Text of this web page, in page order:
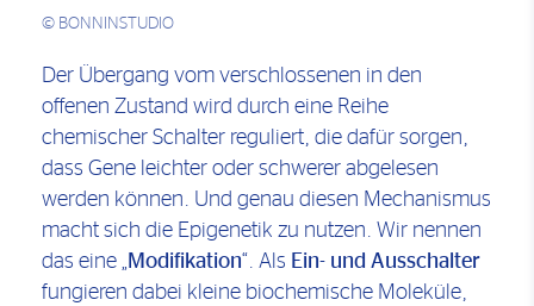
© BONNINSTUDIO
Der Übergang vom verschlossenen in den
offenen Zustand wird durch eine Reihe
chemischer Schalter reguliert, die dafür sorgen,
dass Gene leichter oder schwerer abgelesen
werden können. Und genau diesen Mechanismus
macht sich die Epigenetik zu nutzen. Wir nennen
das eine „
Modifikation“. Als Ein- und Ausschalter
fungieren dabei kleine biochemische Moleküle,